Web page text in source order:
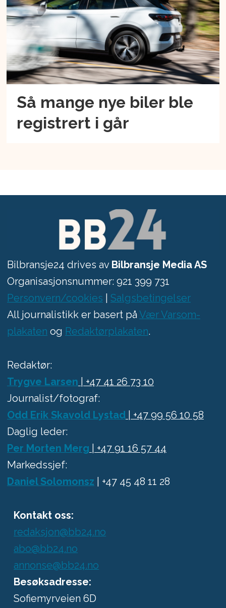
Så mange nye biler ble
registrert i går
Bilbransje24 drives av Bilbransje Media AS
Organisasjonsnummer: 921 399 731
Personvern/cookies
Salgsbetingelser
All journalistikk er basert på Vær Varsom-
plakaten og Redaktørplakaten.
Redaktør:
Trygve Larsen | +47 41 26 73 10
Journalist/fotograf:
Odd Erik Skavold Lystad| +47 99 56 10 58
Daglig leder:
Per Morten Merg | +47 91 16 57 44
Markedssjef:
Daniel Solomonsz | +47 45 48 11 28
Kontakt oss:
redaksjon@bb24.no
abo@bb24.no
annonse@bb24.no
Besøksadresse:
Sofiemyrveien 6D